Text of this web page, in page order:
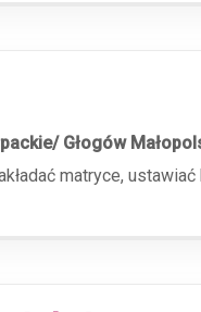
Głogów
matryce,